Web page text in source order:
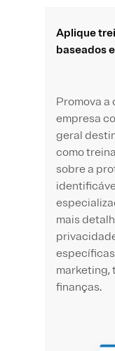
Aplique
baseados
Promova a
empresa
geral
como
sobre a
mais
marketing,
finanças.